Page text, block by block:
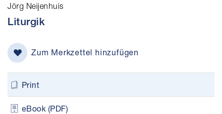
Jörg Neijenhuis
Liturgik
Zum Merkzettel hinzufügen
Print
eBook (PDF)